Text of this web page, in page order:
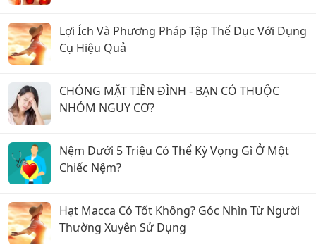
Lợi Ích Và Phương Pháp Tập Thể Dục Với Dụng
Cụ Hiệu Quả
CHÓNG MẶT TIỀN ĐÌNH - BẠN CÓ THUỘC
NHÓM NGUY CƠ?
Nệm Dưới 5 Triệu Có Thể Kỳ Vọng Gì Ở Một
Chiếc Nệm?
Hạt Macca Có Tốt Không? Góc Nhìn Từ Người
Thường Xuyên Sử Dụng